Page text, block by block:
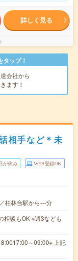
詳しく見る
ップ！
会社から
ます！
相手など＊未
が休み WEB登録OK
柏林台駅から---分
相談もOK ※週3なども
～09:00※ 上記